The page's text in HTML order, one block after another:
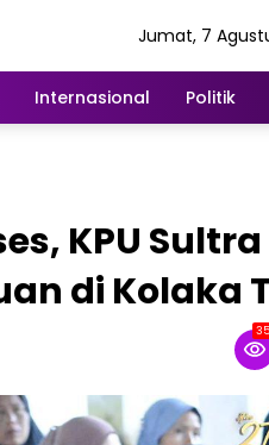
Jumat, 7
Internasional Politik
KPU Sultra
di Kolaka